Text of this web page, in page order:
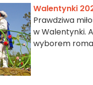
Walentynki
Prawdziwa
w Walentynki.
wyborem